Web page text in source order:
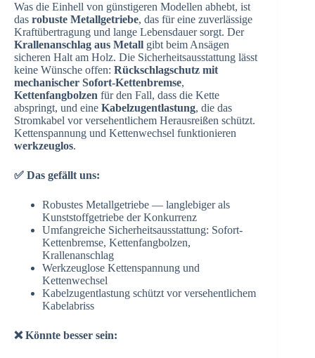
Was die Einhell von günstigeren Modellen abhebt, ist
das robuste Metallgetriebe, das für eine zuverlässige
Kraftübertragung und lange Lebensdauer sorgt. Der
Krallenanschlag aus Metall gibt beim Ansägen
sicheren Halt am Holz. Die Sicherheitsausstattung lässt
keine Wünsche offen: Rückschlagschutz mit
mechanischer Sofort-Kettenbremse,
Kettenfangbolzen für den Fall, dass die Kette
abspringt, und eine Kabelzugentlastung, die das
Stromkabel vor versehentlichem Herausreißen schützt.
Kettenspannung und Kettenwechsel funktionieren
werkzeuglos.
✅ Das gefällt uns:
Robustes Metallgetriebe — langlebiger als
Kunststoffgetriebe der Konkurrenz
Umfangreiche Sicherheitsausstattung: Sofort-
Kettenbremse, Kettenfangbolzen,
Krallenanschlag
Werkzeuglose Kettenspannung und
Kettenwechsel
Kabelzugentlastung schützt vor versehentlichem
Kabelabriss
❌ Könnte besser sein: